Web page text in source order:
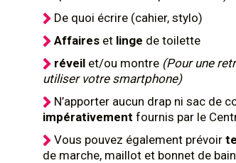
De quoi écrire (cahier, stylo)
Affaires et linge de toilette
réveil et/ou montre (Pour une
utiliser votre smartphone)
N’apporter aucun drap ni sac de
impérativement fournis par le
Vous pouvez également prévoir
de marche, maillot et bonnet de